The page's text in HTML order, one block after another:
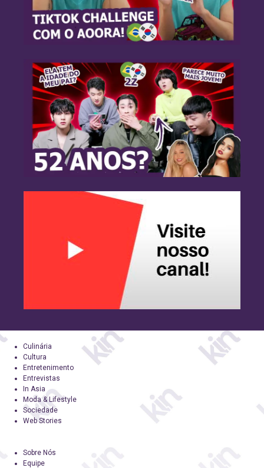
Culinária
Cultura
Entretenimento
Entrevistas
In Asia
Moda & Lifestyle
Sociedade
Web Stories
Sobre Nós
Equipe